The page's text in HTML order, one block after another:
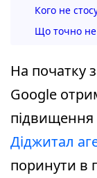
Кого не
Що точно
На початку
Google
підвищення
Діджитал
поринути в